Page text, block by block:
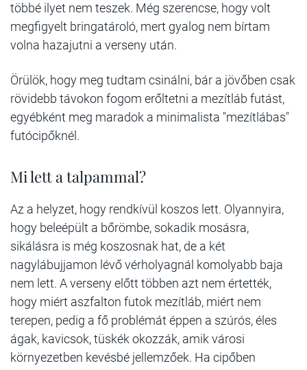
többé ilyet nem teszek. Még szerencse, hogy volt
megfigyelt bringatároló, mert gyalog nem bírtam
volna hazajutni a verseny után.
Örülök, hogy meg tudtam csinálni, bár a jövőben csak
rövidebb távokon fogom erőltetni a mezítláb futást,
egyébként meg maradok a minimalista "mezítlábas"
futócipőknél.
Mi lett a talpammal?
Az a helyzet, hogy rendkívül koszos lett. Olyannyira,
hogy beleépült a bőrömbe, sokadik mosásra,
sikálásra is még koszosnak hat, de a két
nagylábujjamon lévő vérholyagnál komolyabb baja
nem lett. A verseny előtt többen azt nem értették,
hogy miért aszfalton futok mezítláb, miért nem
terepen, pedig a fő problémát éppen a szúrós, éles
ágak, kavicsok, tüskék okozzák, amik városi
környezetben kevésbé jellemzőek. Ha cipőben